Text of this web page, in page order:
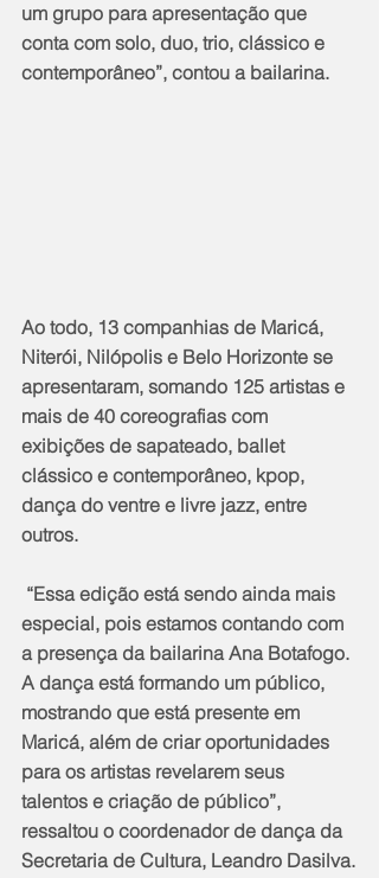
um grupo para apresentação que
conta com solo, duo, trio, clássico e
contemporâneo”, contou a bailarina.
Ao todo, 13 companhias de Maricá,
Niterói, Nilópolis e Belo Horizonte se
apresentaram, somando 125 artistas e
mais de 40 coreografias com
exibições de sapateado, ballet
clássico e contemporâneo, kpop,
dança do ventre e livre jazz, entre
outros.
especial, pois estamos contando com
a presença da bailarina Ana Botafogo.
A dança está formando um público,
mostrando que está presente em
Maricá, além de criar oportunidades
para os artistas revelarem seus
talentos e criação de público”,
ressaltou o coordenador de dança da
Secretaria de Cultura, Leandro Dasilva.